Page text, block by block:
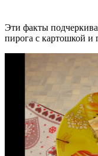
Эти факты
пирога с картошкой и